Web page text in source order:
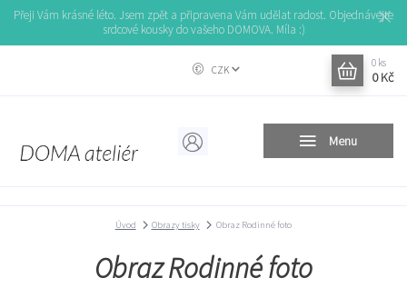
Přeji Vám krásné léto. Jsem zpět a připravena Vám udělat radost. Objednávejte
srdcové kousky do vašeho DOMOVA. Míla :)
Menu
CZK
0 ks
0 Kč
Úvod Obrazy tisky Obraz Rodinné foto
Obraz Rodinné foto